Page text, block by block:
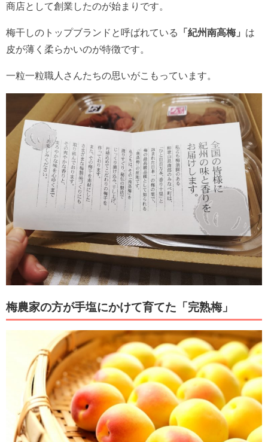
商店として創業したのが始まりです。
梅干しのトップブランドと呼ばれている 「紀州南高梅」 は
皮が薄く柔らかいのが特徴です。
一粒一粒職人さんたちの思いがこもっています。
梅農家の方が手塩にかけて育てた「完熟梅」